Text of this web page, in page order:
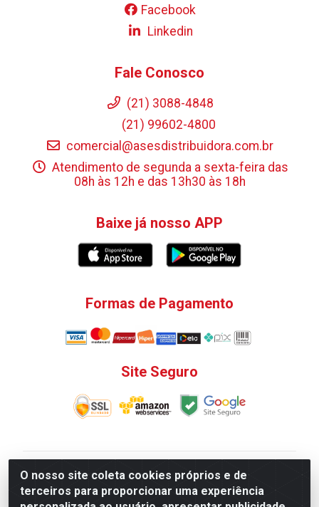
O nosso site coleta cookies próprios e de
terceiros para proporcionar uma experiência
Facebook
Linkedin
Fale Conosco
(21) 3088-4848
(21) 99602-4800
comercial@asesdistribuidora.com.br
Atendimento de segunda a sexta-feira das
08h às 12h e das 13h30 às 18h
Baixe já nosso APP
Formas de Pagamento
Site Seguro
V. C. Ferragens LTDA - Rua do Matoso, 132 - Praça da
Bandeira, Rio de Janeiro/ RJ - CEP 20.270-135 - CNPJ
12.324.723/0001-25